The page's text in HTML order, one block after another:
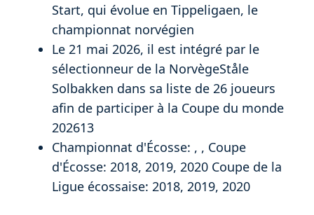
Start, qui évolue en Tippeligaen, le
championnat norvégien
Le 21 mai 2026, il est intégré par le
sélectionneur de la NorvègeStåle
Solbakken dans sa liste de 26 joueurs
afin de participer à la Coupe du monde
202613
Championnat d'Écosse: , , Coupe
d'Écosse: 2018, 2019, 2020 Coupe de la
Ligue écossaise: 2018, 2019, 2020